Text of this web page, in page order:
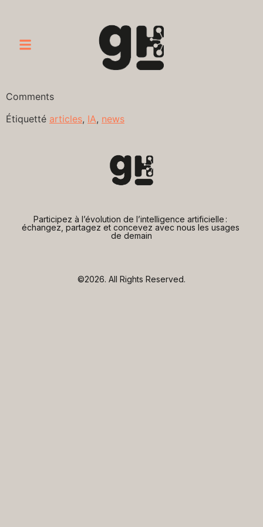
Comments
Étiquetté articles, IA, news
Participez à l’évolution de l’intelligence artificielle :
échangez, partagez et concevez avec nous les usages
de demain
©2026. All Rights Reserved.